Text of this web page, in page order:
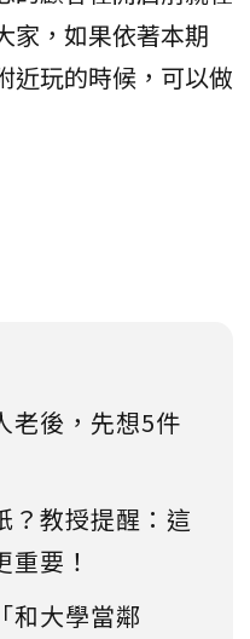
家，如果依著本期
近玩的時候，可以做
老後，先想5件
？教授提醒：這
要！
和大學當鄰